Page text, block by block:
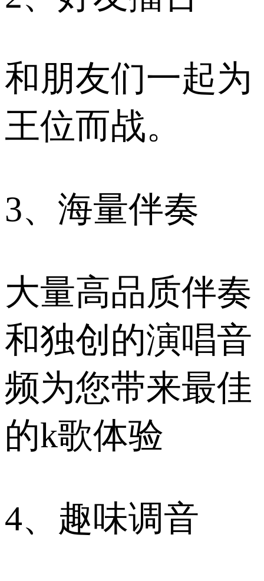
和朋友们一起为
王位而战。
3、海量伴奏
大量高品质伴奏
和独创的演唱音
频为您带来最佳
的k歌体验
4、趣味调音